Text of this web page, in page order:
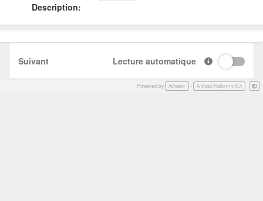
Description:
Suivant Lecture automatique
Powered by AVideo® - A Video Platform v10.4